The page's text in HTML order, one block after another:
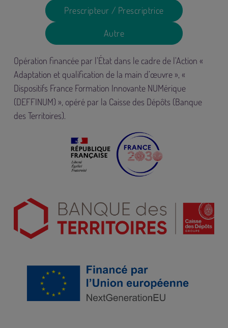
Prescripteur / Prescriptrice
Autre
Opération financée par l’État dans le cadre de l’Action «
Adaptation et qualification de la main d’œuvre », «
Dispositifs France Formation Innovante NUMérique
(DEFFINUM) », opéré par la Caisse des Dépôts (Banque
des Territoires).